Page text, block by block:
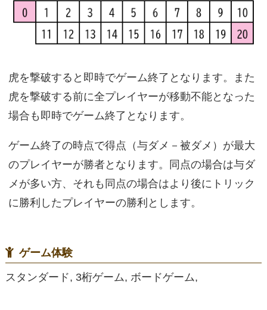
虎を撃破すると即時でゲーム終了となります。また
虎を撃破する前に全プレイヤーが移動不能となった
場合も即時でゲーム終了となります。
ゲーム終了の時点で得点（与ダメ－被ダメ）が最大
のプレイヤーが勝者となります。同点の場合は与ダ
メが多い方、それも同点の場合はより後にトリック
に勝利したプレイヤーの勝利とします。
ゲーム体験
スタンダード, 3桁ゲーム, ボードゲーム,